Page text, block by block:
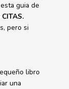
guia de
pero si
libro
una